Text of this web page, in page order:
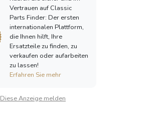
Vertrauen auf Classic
Parts Finder: Der ersten
internationalen Plattform,
die Ihnen hilft, Ihre
Ersatzteile zu finden, zu
verkaufen oder aufarbeiten
zu lassen!
Erfahren Sie mehr
Diese Anzeige melden